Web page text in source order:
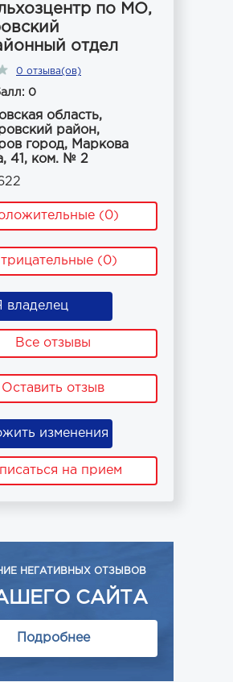
по МО,
отдел
0 отзыва(ов)
0
область,
район,
город, Маркова
41, ком. № 2
(0)
(0)
владелец
Все отзывы
Оставить отзыв
изменения
на прием
НЕГАТИВНЫХ ОТЗЫВОВ
САЙТА
Подробнее